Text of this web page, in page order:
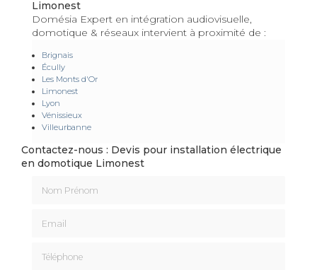
Limonest
Domésia Expert en intégration audiovisuelle,
domotique & réseaux intervient à proximité de :
Brignais
Écully
Les Monts d'Or
Limonest
Lyon
Vénissieux
Villeurbanne
Contactez-nous : Devis pour installation électrique
en domotique Limonest